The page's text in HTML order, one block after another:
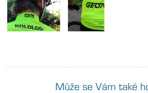
Může se Vám také